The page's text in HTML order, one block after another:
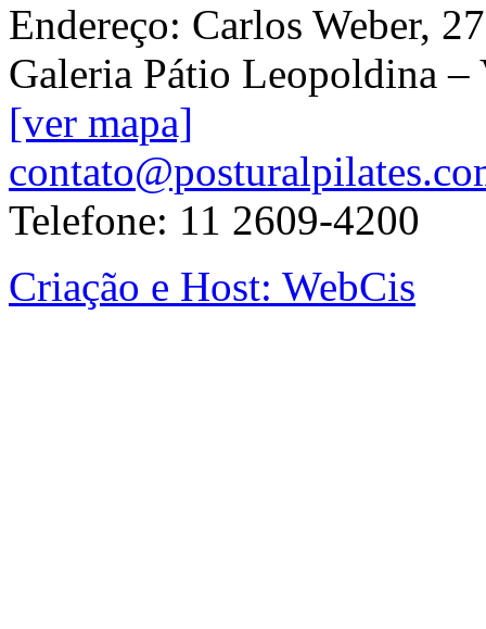
Endereço: Carlos Weber,
Galeria Pátio Leopoldina
[ver mapa]
Telefone: 11 2609-4200
Criação e Host: WebCis